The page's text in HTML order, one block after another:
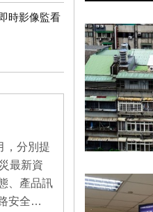
時影像監看
，分別提
最新資
、產品訊
安全…